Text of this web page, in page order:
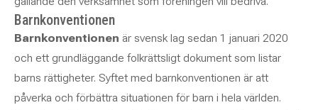
Barnkonventionen
Barnkonventionen är svensk lag sedan 1 januari 2020
och ett grundläggande folkrättsligt dokument som listar
barns rättigheter. Syftet med barnkonventionen är att
påverka och förbättra situationen för barn i hela världen.